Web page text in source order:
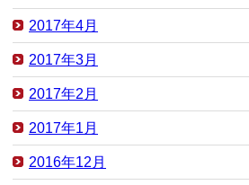
2017年4月
2017年3月
2017年2月
2017年1月
2016年12月